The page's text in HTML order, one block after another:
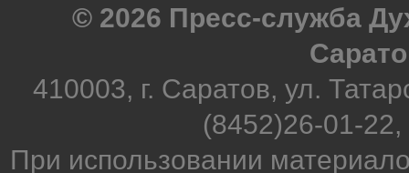
© 2026 Пресс-служба
410003, г. Саратов, ул.
(8452)26-01-
При использовании